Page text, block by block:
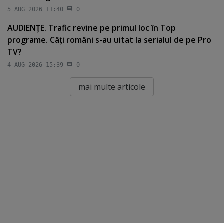
5 AUG 2026 11:40 0
AUDIENŢE. Trafic revine pe primul loc în Top
programe. Câţi români s-au uitat la serialul de pe Pro
TV?
4 AUG 2026 15:39 0
mai multe articole